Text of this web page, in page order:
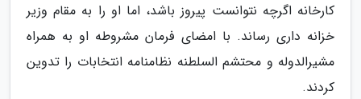
کارخانه اگرچه نتوانست پیروز باشد، اما او را به مقام وزیر
خزانه داری رساند. با امضای فرمان مشروطه او به همراه
مشیرالدوله و محتشم السلطنه نظامنامه انتخابات را تدوین
کردند.